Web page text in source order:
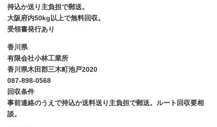
持込か送り主負担で郵送。
大阪府内50kg以上で無料回収。
受領書発行あり
香川県
有限会社小林工業所
香川県木田郡三木町池戸2020
087-898-0568
回収条件
事前連絡のうえで持込か送料送り主負担で郵送。ルート回収要相
談。